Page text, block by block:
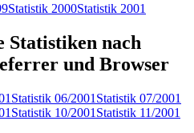
Statistik 2000Statistik 2001
Statistiken nach
und Browser
Statistik 06/2001 Statistik 07/2001
Statistik 10/2001 Statistik 11/2001